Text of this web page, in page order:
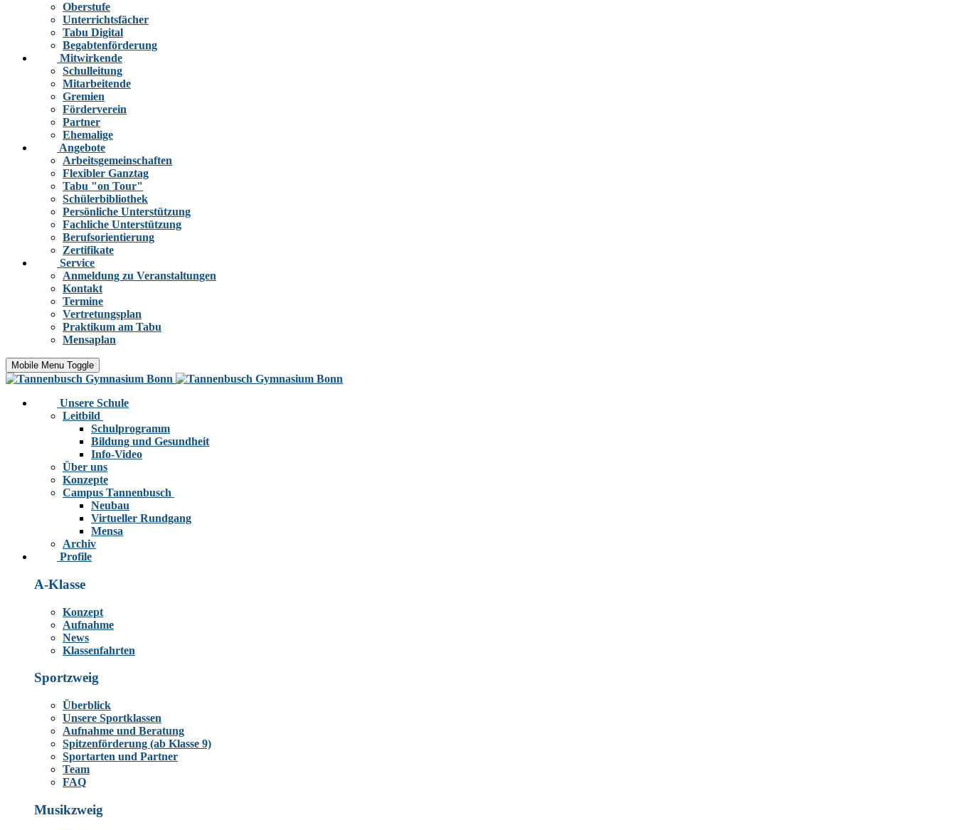
Oberstufe
Unterrichtsfächer
Tabu Digital
Begabtenförderung
Mitwirkende
Schulleitung
Mitarbeitende
Gremien
Förderverein
Partner
Ehemalige
Angebote
Arbeitsgemeinschaften
Flexibler Ganztag
Tabu "on Tour"
Schülerbibliothek
Persönliche Unterstützung
Fachliche Unterstützung
Berufsorientierung
Zertifikate
Service
Anmeldung zu Veranstaltungen
Kontakt
Termine
Vertretungsplan
Praktikum am Tabu
Mensaplan
Mobile Menu Toggle
Unsere Schule
Leitbild
Schulprogramm
Bildung und Gesundheit
Info-Video
Über uns
Konzepte
Campus Tannenbusch
Neubau
Virtueller Rundgang
Mensa
Archiv
Profile
A-Klasse
Konzept
Aufnahme
News
Klassenfahrten
Sportzweig
Überblick
Unsere Sportklassen
Aufnahme und Beratung
Spitzenförderung (ab Klasse 9)
Sportarten und Partner
Team
FAQ
Musikzweig